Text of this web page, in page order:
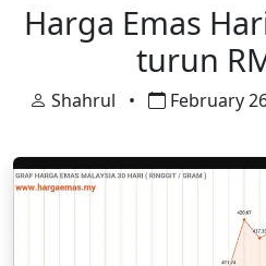
Harga Emas
turun
Shahrul • February